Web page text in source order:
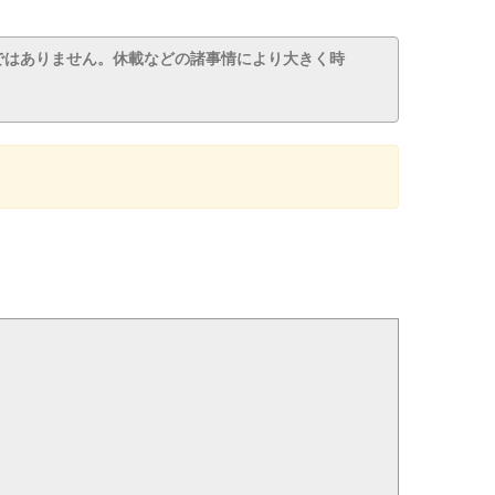
ありません。休載などの諸事情により大きく時